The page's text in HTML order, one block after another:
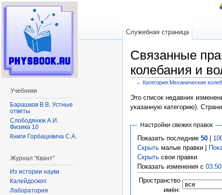
Связанные
колебания и
← Категория:Механические
Это список недавних
указанную категорию).
Настройки свежих правок
Показать последние 50|
Скрытьмалые правки |
Скрытьсвои правки
Показать изменения с
Пространство
имён:
Служебная страница
Учебники
Барашков В.В. Устные
ответы
Слободянюк А.И.
Физика 10
Книги Горбацевича С.А.
Журнал "Квант"
Из истории науки
Калейдоскоп
Лаборатория